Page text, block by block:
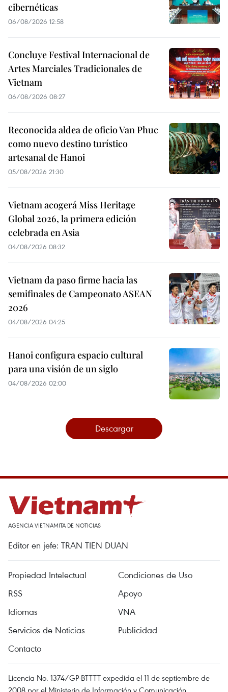
cibernéticas
06/08/2026 12:58
Concluye Festival Internacional de
Artes Marciales Tradicionales de
Vietnam
06/08/2026 08:27
Reconocida aldea de oficio Van Phuc
como nuevo destino turístico
artesanal de Hanoi
05/08/2026 21:30
Vietnam acogerá Miss Heritage
Global 2026, la primera edición
celebrada en Asia
04/08/2026 08:32
Vietnam da paso firme hacia las
semifinales de Campeonato ASEAN
2026
04/08/2026 04:25
Hanoi configura espacio cultural
para una visión de un siglo
04/08/2026 02:00
Descargar
AGENCIA VIETNAMITA DE NOTICIAS
Editor en jefe: TRAN TIEN DUAN
Propiedad Intelectual
Condiciones de Uso
RSS
Apoyo
Idiomas
VNA
Servicios de Noticias
Publicidad
Contacto
Licencia No. 1374/GP-BTTTT expedida el 11 de septiembre de
2008 por el Ministerio de Información y Comunicación.